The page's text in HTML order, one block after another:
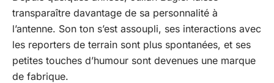
transparaître davantage de sa personnalité à
l’antenne. Son ton s’est assoupli, ses interactions avec
les reporters de terrain sont plus spontanées, et ses
petites touches d’humour sont devenues une marque
de fabrique.